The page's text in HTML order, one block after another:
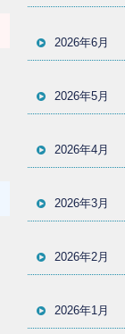
2026年6月
2026年5月
2026年4月
2026年3月
2026年2月
2026年1月